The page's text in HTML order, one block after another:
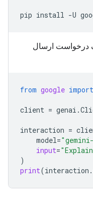
pip install -U
درخواست ارسال
from google
client = genai.
interaction =
model=
input=
print(